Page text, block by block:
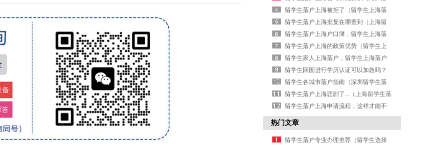
户上海的条件）
留学生落户上海被拒了（留学生上海落
户口）
留学生落户上海批复在哪查到（上海留
学生落户进度查询）
留学生落户上海户口簿，留学生上海落
户问题（外地大学生在上海落户政策）
留学生落户上海的政策优势（留学生上
海落户）
留学生家人上海落户，留学生上海落户
问题（留学生上海落户）
留学生回国进行学历认证可以加急吗？
（海外学历认证要在毕业几年内完成）
留学生各城市落户指南（深圳留学生落
户政策）
留学生落户上海悲剧了...（上海留学生落
户政策2026）
留学生落户上海申请流程，这样才能不
被拒（外地大学生在上海落户政策）
热门文章
留学生落户专业办理推荐（留学生选择